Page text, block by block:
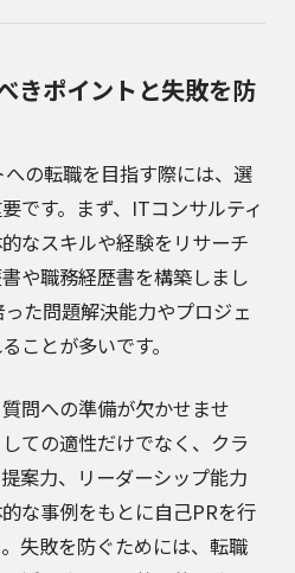
きポイントと失敗を防
の転職を目指す際には、選
です。まず、ITコンサルティ
なスキルや経験をリサーチ
や職務経歴書を構築しまし
た問題解決能力やプロジェ
ことが多いです。
問への準備が欠かせませ
ての適性だけでなく、クラ
案力、リーダーシップ能力
な事例をもとに自己PRを行
失敗を防ぐためには、転職